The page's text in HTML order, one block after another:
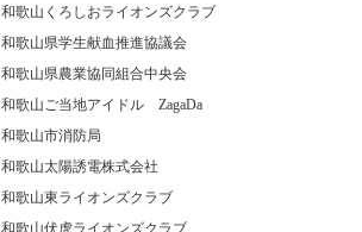
和歌山くろしおライオンズクラブ
和歌山県学生献血推進協議会
和歌山県農業協同組合中央会
和歌山ご当地アイドル ZagaDa
和歌山市消防局
和歌山太陽誘電株式会社
和歌山東ライオンズクラブ
和歌山伏虎ライオンズクラブ